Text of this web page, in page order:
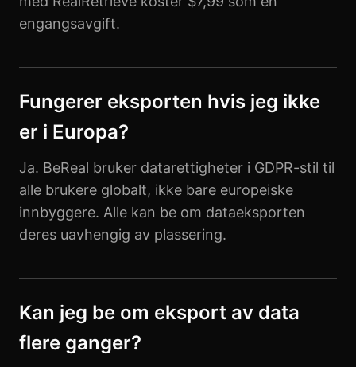
engangsavgift.
Fungerer eksporten hvis jeg ikke
er i Europa?
Ja. BeReal bruker datarettigheter i GDPR-stil til
alle brukere globalt, ikke bare europeiske
innbyggere. Alle kan be om dataeksporten
deres uavhengig av plassering.
Kan jeg be om eksport av data
flere ganger?